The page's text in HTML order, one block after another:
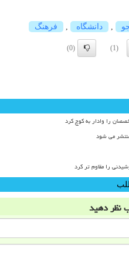
دانشگاه فرهنگ
(1)
(0)
را وادار به کوچ کرد
می شود
را مقاوم تر کرد
نظر دهید